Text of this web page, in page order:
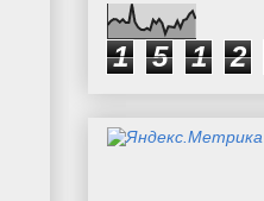
1 5 1 2